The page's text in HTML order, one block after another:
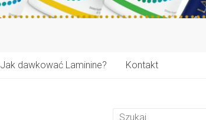
Jak dawkować Laminine? Kontakt